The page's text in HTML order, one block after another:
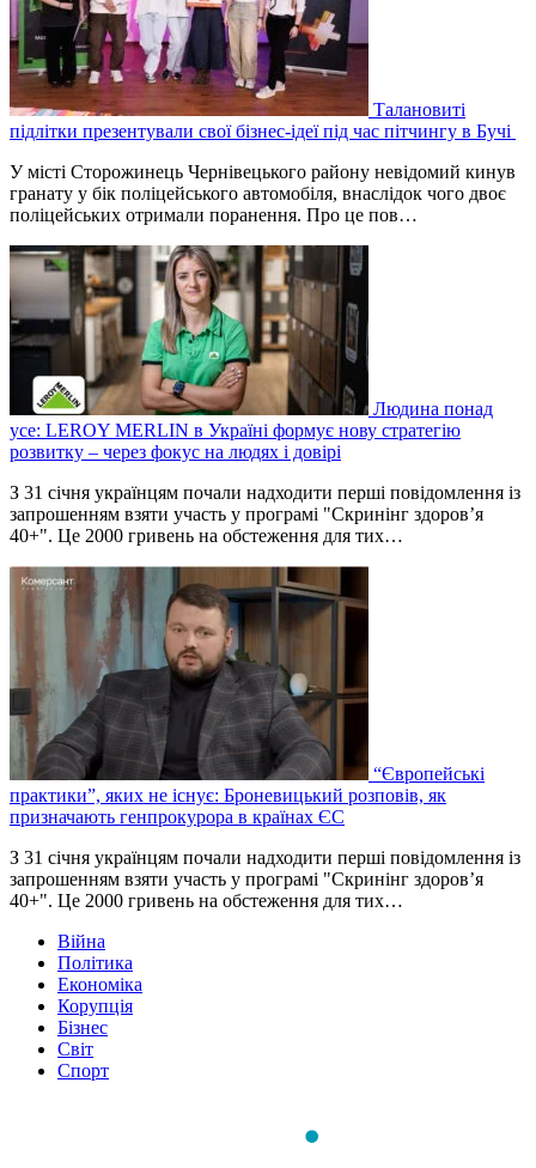
Талановиті
підлітки презентували свої бізнес-ідеї під час пітчингу в Бучі
У місті Сторожинець Чернівецького району невідомий кинув
гранату у бік поліцейського автомобіля, внаслідок чого двоє
поліцейських отримали поранення. Про це пов…
Людина понад
усе: LEROY MERLIN в Україні формує нову стратегію
розвитку – через фокус на людях і довірі
З 31 січня українцям почали надходити перші повідомлення із
запрошенням взяти участь у програмі "Скринінг здоров’я
40+". Це 2000 гривень на обстеження для тих…
“Європейські
практики”, яких не існує: Броневицький розповів, як
призначають генпрокурора в країнах ЄС
З 31 січня українцям почали надходити перші повідомлення із
запрошенням взяти участь у програмі "Скринінг здоров’я
40+". Це 2000 гривень на обстеження для тих…
Війна
Політика
Економіка
Корупція
Бізнес
Світ
Спорт